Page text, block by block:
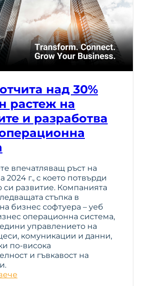
над 30%
растеж на
и разработва
впечатляващ ръст на
2024 г., с което потвърди
си развитие. Компанията
стъпка в
бизнес софтуера – уеб
операционна система,
управлението на
комуникации и данни,
по-висока
и гъвкавост на